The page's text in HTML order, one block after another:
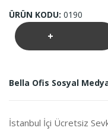
ÜRÜN KODU: 0190
+
Bella Ofis Sosyal
İstanbul İçi Ücretsiz